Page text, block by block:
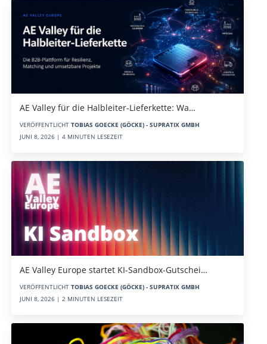
AE Valley für die Halbleiter-Lieferkette: Wa…
VERÖFFENTLICHT TOBIAS GOECKE (GÖCKE) - SUPRATIX GMBH
JUNI 8, 2026 | 4 MINUTEN LESEZEIT
AE Valley Europe startet KI-Sandbox-Gutschei…
VERÖFFENTLICHT TOBIAS GOECKE (GÖCKE) - SUPRATIX GMBH
JUNI 8, 2026 | 2 MINUTEN LESEZEIT